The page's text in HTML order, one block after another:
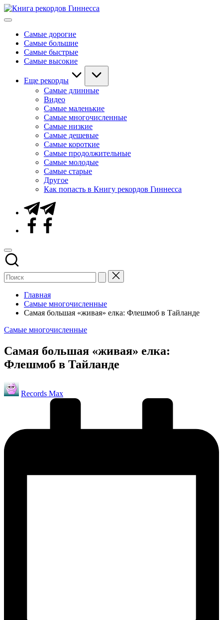
Перейти
к
Мировые
ГиннессаСамые дорогие
Самые большие
Самые быстрые
Самые высокие
Еще рекорды
Самые длинные
Видео
Самые маленькие
Самые многочисленные
Самые низкие
Самые дешевые
Самые короткие
Самые продолжительные
Самые молодые
Самые старые
Другое
Как попасть в Книгу рекордов Гиннесса
Telegram
Facebook
Главная
Самые многочисленные
Самая большая «живая» елка: Флешмоб в Тайланде
Опубликовано
Самые многочисленные
Самая большая «живая» елка:
Флешмоб в Тайланде
Запись
от
Records Max